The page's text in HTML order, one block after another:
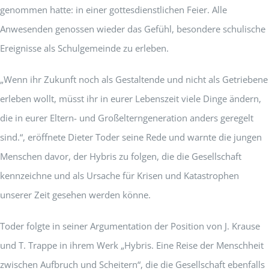
genommen hatte: in einer gottesdienstlichen Feier. Alle
Anwesenden genossen wieder das Gefühl, besondere schulische
Ereignisse als Schulgemeinde zu erleben.
„Wenn ihr Zukunft noch als Gestaltende und nicht als Getriebene
erleben wollt, müsst ihr in eurer Lebenszeit viele Dinge ändern,
die in eurer Eltern- und Großelterngeneration anders geregelt
sind.“, eröffnete Dieter Toder seine Rede und warnte die jungen
Menschen davor, der Hybris zu folgen, die die Gesellschaft
kennzeichne und als Ursache für Krisen und Katastrophen
unserer Zeit gesehen werden könne.
Toder folgte in seiner Argumentation der Position von J. Krause
und T. Trappe in ihrem Werk „Hybris. Eine Reise der Menschheit
zwischen Aufbruch und Scheitern“, die die Gesellschaft ebenfalls